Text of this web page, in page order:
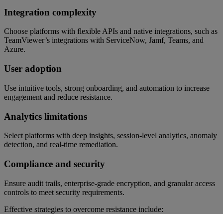
Integration complexity
Choose platforms with flexible APIs and native integrations, such as
TeamViewer’s integrations with ServiceNow, Jamf, Teams, and
Azure.
User adoption
Use intuitive tools, strong onboarding, and automation to increase
engagement and reduce resistance.
Analytics limitations
Select platforms with deep insights, session-level analytics, anomaly
detection, and real-time remediation.
Compliance and security
Ensure audit trails, enterprise-grade encryption, and granular access
controls to meet security requirements.
Effective strategies to overcome resistance include: